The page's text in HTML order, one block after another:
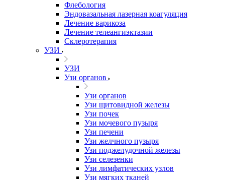
Флебология
Эндовазальная лазерная коагуляция
Лечение варикоза
Лечение телеангиэктазии
Склеротерапия
УЗИ
УЗИ
Узи органов
Узи органов
Узи щитовидной железы
Узи почек
Узи мочевого пузыря
Узи печени
Узи желчного пузыря
Узи поджелудочной железы
Узи селезенки
Узи лимфатических узлов
Узи мягких тканей